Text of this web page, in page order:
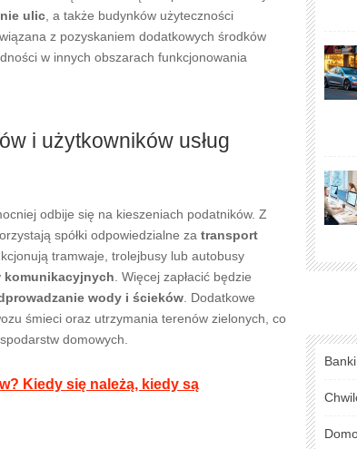
ulic , a także budynków użyteczności
z pozyskaniem dodatkowych środków
w innych obszarach funkcjonowania
i użytkowników usług
odbije się na kieszeniach podatników. Z
spółki odpowiedzialne za transport
tramwaje, trolejbusy lub autobusy
komunikacyjnych . Więcej zapłacić będzie
wody i ścieków . Dodatkowe
śmieci oraz utrzymania terenów zielonych, co
domowych.
Kiedy się należą, kiedy są
Banki